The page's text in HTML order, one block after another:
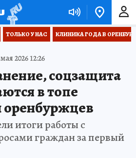
ТОЛЬКО У НАС КЛИНИКА ГОДА В
2026 12:26
соцзащита
в топе
итоги работы с
граждан за первый